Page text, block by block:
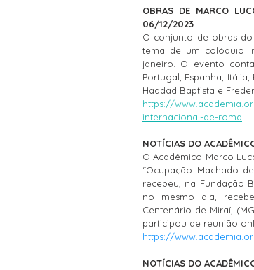
OBRAS DE MARCO
06/12/2023
O conjunto de obras do
tema de um colóquio
janeiro. O evento
Portugal, Espanha,
Haddad Baptista e
https://
internacional-de-roma
NOTÍCIAS DO
O Acadêmico Marco
“Ocupação Machado
recebeu, na Fundação
no mesmo dia,
Centenário de Miraí,
participou de reunião
https://
NOTÍCIAS DO